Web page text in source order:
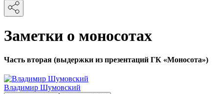
Заметки о моносотах
Часть вторая (выдержки из презентаций ГК «Моносота»)
Владимир Шумовский